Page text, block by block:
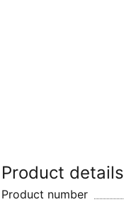
Product details
Product number